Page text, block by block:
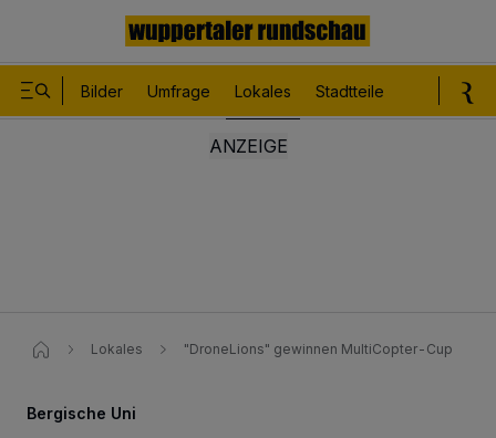
Bilder Umfrage Lokales Stadtteile
Lokales "DroneLions" gewinnen MultiCopter-Cup
Bergische Uni